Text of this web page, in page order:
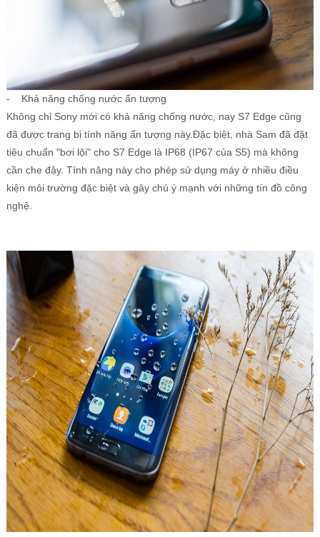
- Khả năng chống nước ấn tượng
Không chỉ Sony mới có khả năng chống nước, nay S7 Edge cũng
đã được trang bị tính năng ấn tượng này.Đặc biệt, nhà Sam đã đặt
tiêu chuẩn "bơi lội" cho S7 Edge là IP68 (IP67 của S5) mà không
cần che đậy. Tính năng này cho phép sử dụng máy ở nhiều điều
kiện môi trường đặc biệt và gây chú ý mạnh với những tín đồ công
nghệ.